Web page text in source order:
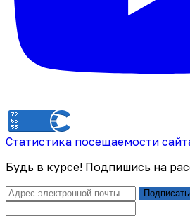
Статистика посещаемости
Будь в курсе! Подпишись на